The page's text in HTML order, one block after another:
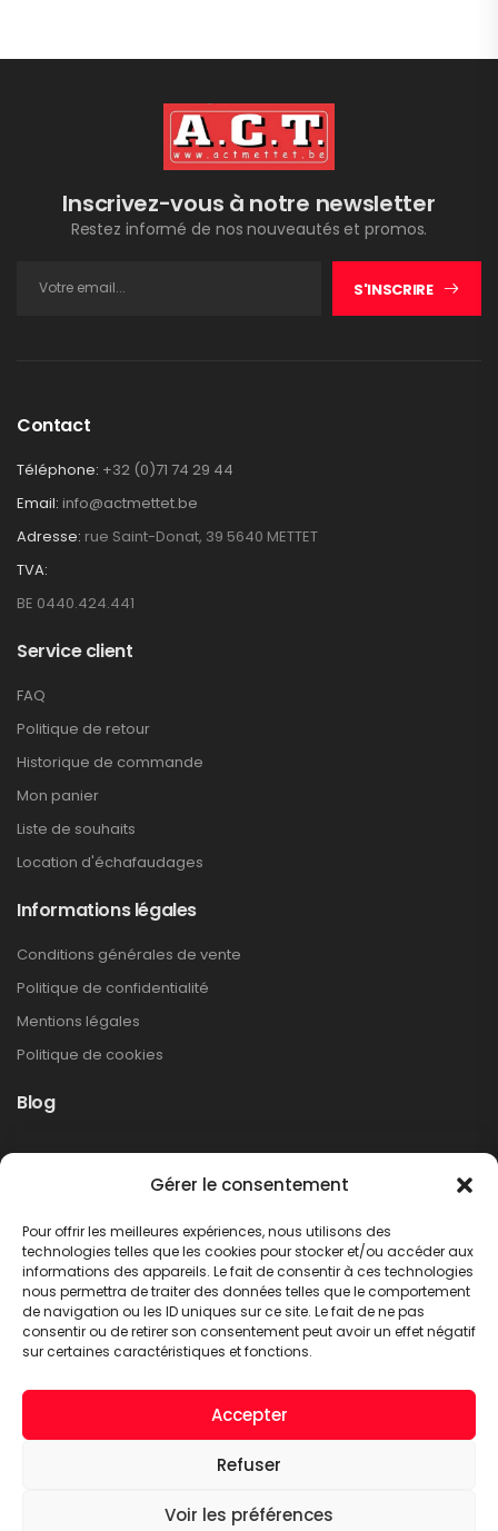
Gérer le consentement
Pour offrir les meilleures expériences, nous utilisons des
technologies telles que les cookies pour stocker et/ou accéder aux
informations des appareils. Le fait de consentir à ces technologies
nous permettra de traiter des données telles que le comportement
de navigation ou les ID uniques sur ce site. Le fait de ne pas
consentir ou de retirer son consentement peut avoir un effet négatif
sur certaines caractéristiques et fonctions.
Accepter
Refuser
Voir les préférences
Inscrivez-vous à notre newsletter
Restez informé de nos nouveautés et promos.
S'INSCRIRE
Contact
Téléphone: +32 (0)71 74 29 44
Email: info@actmettet.be
Adresse: rue Saint-Donat, 39 5640 METTET
TVA:
BE 0440.424.441
Service client
FAQ
Politique de retour
Historique de commande
Mon panier
Liste de souhaits
Location d'échafaudages
Informations légales
Conditions générales de vente
Politique de confidentialité
Mentions légales
Politique de cookies
Blog
Non classé
LIRE PLUS